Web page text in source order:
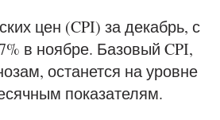
цен (CPI) за декабрь, с
в ноябре. Базовый CPI,
останется на уровне
показателям.